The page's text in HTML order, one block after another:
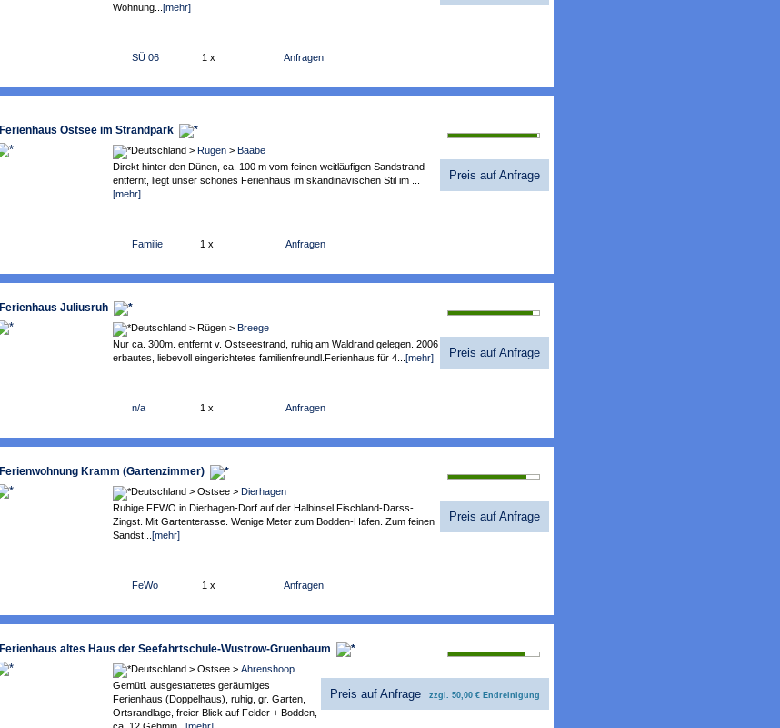
Wohnung... [mehr]
SÜ 06 1 x Anfragen
Ferienhaus Ostsee im Strandpark
Deutschland > Rügen > Baabe
Preis auf Anfrage
Direkt hinter den Dünen, ca. 100 m vom feinen weitläufigen Sandstrand
entfernt, liegt unser schönes Ferienhaus im skandinavischen Stil im ...
[mehr]
Familie 1 x Anfragen
Ferienhaus Juliusruh
Deutschland > Rügen > Breege
Preis auf Anfrage
Nur ca. 300m. entfernt v. Ostseestrand, ruhig am Waldrand gelegen. 2006
erbautes, liebevoll eingerichtetes familienfreundl.Ferienhaus für 4... [mehr]
n/a 1 x Anfragen
Ferienwohnung Kramm (Gartenzimmer)
Deutschland > Ostsee > Dierhagen
Preis auf Anfrage
Ruhige FEWO in Dierhagen-Dorf auf der Halbinsel Fischland-Darss-
Zingst. Mit Gartenterasse. Wenige Meter zum Bodden-Hafen. Zum feinen
Sandst... [mehr]
FeWo 1 x Anfragen
Ferienhaus altes Haus der Seefahrtschule-Wustrow-Gruenbaum
Deutschland > Ostsee > Ahrenshoop
Preis auf Anfrage zzgl. 50,00 € Endreinigung
Gemütl. ausgestattetes geräumiges
Ferienhaus (Doppelhaus), ruhig, gr. Garten,
Ortsrandlage, freier Blick auf Felder + Bodden,